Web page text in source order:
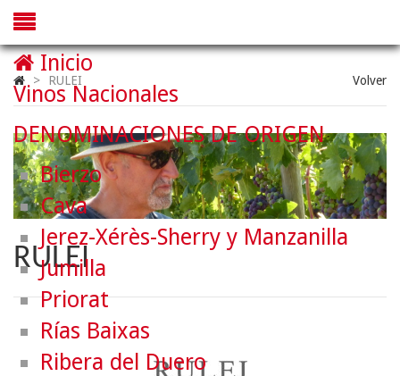
> RULEI Volver
RULEI
Inicio
Vinos Nacionales
DENOMINACIONES DE ORIGEN
Bierzo
Cava
Jerez-Xérès-Sherry y Manzanilla
Jumilla
Priorat
Rías Baixas
Ribera del Duero